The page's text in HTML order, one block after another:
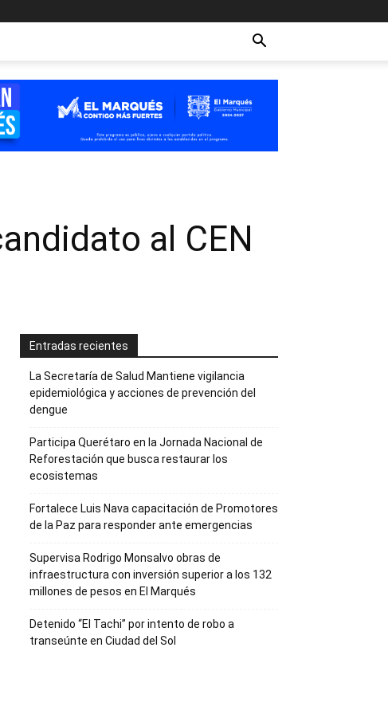
al CEN
Entradas recientes
La Secretaría de Salud Mantiene vigilancia
epidemiológica y acciones de prevención del
dengue
Participa Querétaro en la Jornada Nacional de
Reforestación que busca restaurar los
ecosistemas
Fortalece Luis Nava capacitación de Promotores
de la Paz para responder ante emergencias
Supervisa Rodrigo Monsalvo obras de
infraestructura con inversión superior a los 132
millones de pesos en El Marqués
Detenido “El Tachi” por intento de robo a
transeúnte en Ciudad del Sol